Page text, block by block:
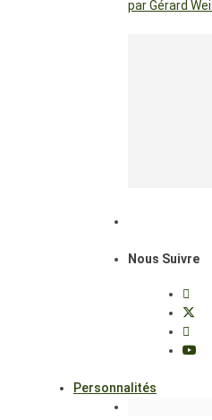
par Gérard
Nous Suivre
Personnalités